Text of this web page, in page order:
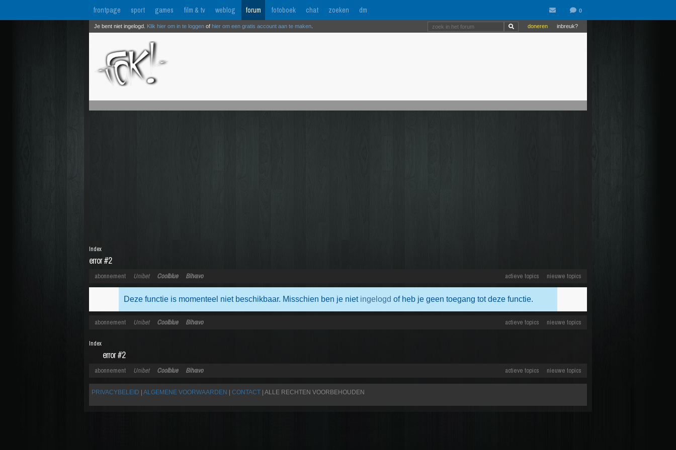
frontpage sport games film & tv weblog forum fotoboek chat zoeken dm
inbreuk?
doneren
Je bent niet ingelogd. Klik hier om in te loggen of hier om een gratis account aan te maken
error #2
Index
actieve topics nieuwe topics
abonnement Unibet Coolblue Bitvavo
Deze functie is momenteel niet beschikbaar. Misschien ben je niet ingelogd of heb je geen toegang tot deze functie.
actieve topics nieuwe topics
abonnement Unibet Coolblue Bitvavo
error #2
Index
actieve topics nieuwe topics
abonnement Unibet Coolblue Bitvavo
PRIVACYBELEID ALGEMENE VOORWAARDEN CONTACT | ALLE RECHTEN VOORBEHOUDEN